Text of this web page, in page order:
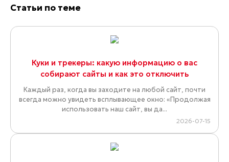
Статьи по теме
Куки и трекеры: какую информацию о вас
собирают сайты и как это отключить
Каждый раз, когда вы заходите на любой сайт, почти
всегда можно увидеть всплывающее окно: «Продолжая
использовать наш сайт, вы да...
2026-07-15